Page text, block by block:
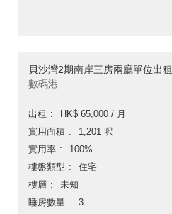
貝沙灣2期南岸三房兩廳單位出租
數碼港
出租
HK$ 65,000 / 月
實用面積
1,201 呎
實用率
100%
樓盤類型
住宅
樓層
未知
睡房數量
3